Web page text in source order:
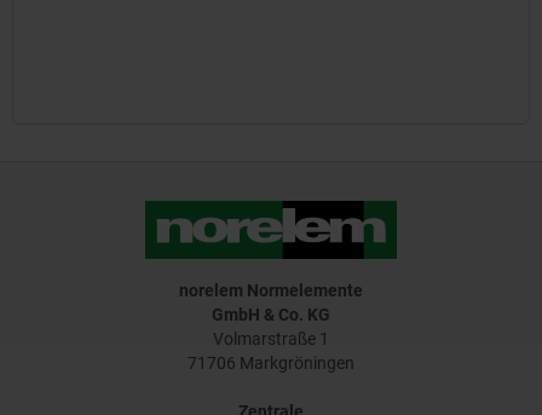
norelem Normelemente
GmbH & Co. KG
Volmarstraße 1
71706 Markgröningen